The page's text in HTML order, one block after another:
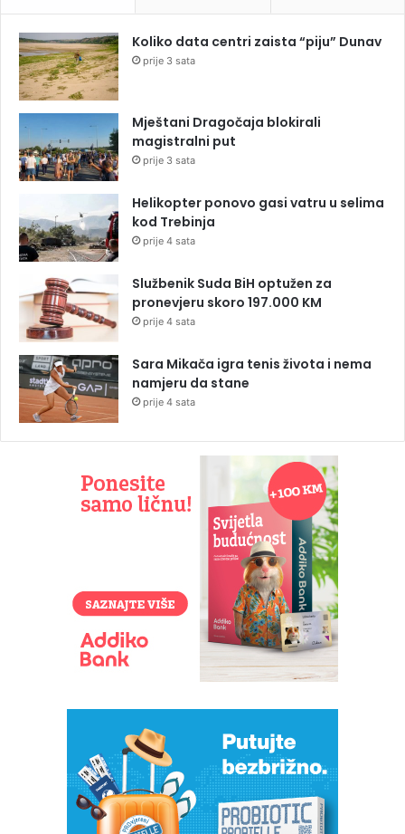
Koliko data centri zaista “piju” Dunav
prije 3 sata
Mještani Dragočaja blokirali
magistralni put
prije 3 sata
Helikopter ponovo gasi vatru u selima
kod Trebinja
prije 4 sata
Službenik Suda BiH optužen za
pronevjeru skoro 197.000 KM
prije 4 sata
Sara Mikača igra tenis života i nema
namjeru da stane
prije 4 sata